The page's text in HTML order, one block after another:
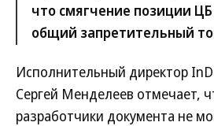
что смягчение позиции
общий запретительный
Исполнительный директор
Сергей Менделеев отмечает,
разработчики документа не